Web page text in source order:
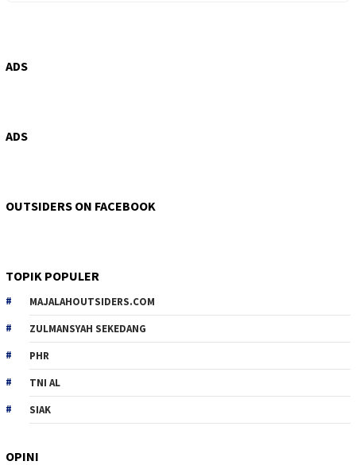
ADS
ADS
OUTSIDERS ON FACEBOOK
TOPIK POPULER
MAJALAHOUTSIDERS.COM
ZULMANSYAH SEKEDANG
PHR
TNI AL
SIAK
OPINI